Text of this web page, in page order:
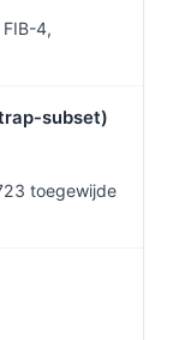
4,
subset)
toegewijde